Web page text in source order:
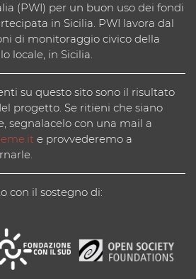
(PWI) per un buon uso dei fondi
in Sicilia. PWI lavora dal
di monitoraggio civico della
locale, in Sicilia.
su questo sito sono il risultato
progetto. Se ritieni che siano
segnalacelo con una mail a
e provvederemo a
con il sostegno di: